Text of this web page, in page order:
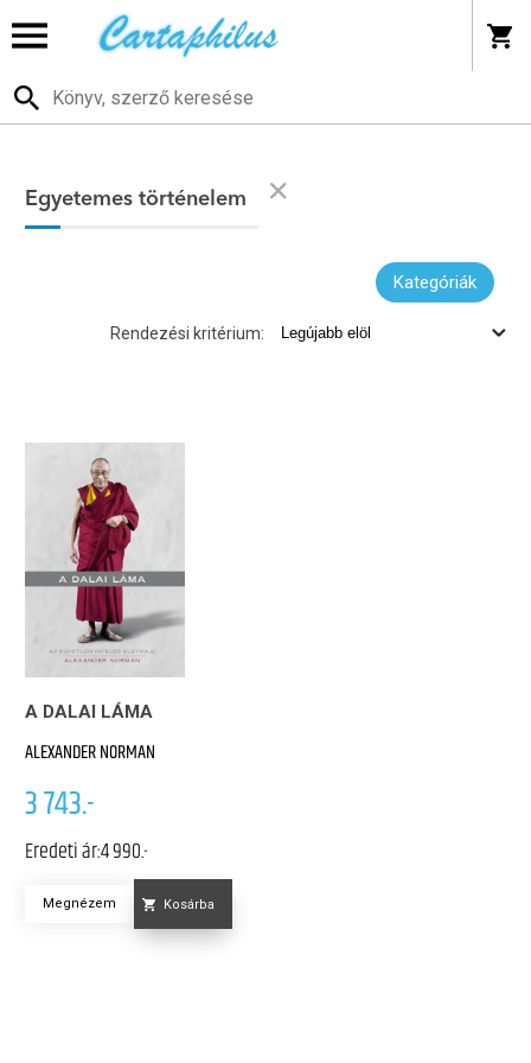
Egyetemes történelem
Kategóriák
Rendezési kritérium:
A DALAI LÁMA
ALEXANDER NORMAN
3 743.-
Eredeti ár:4 990.-
Megnézem Kosárba